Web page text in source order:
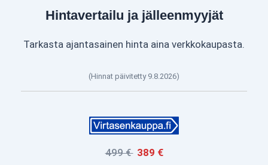
Hintavertailu ja jälleenmyyjät
Tarkasta ajantasainen hinta aina verkkokaupasta.
(Hinnat päivitetty 9.8.2026)
499 € 389 €